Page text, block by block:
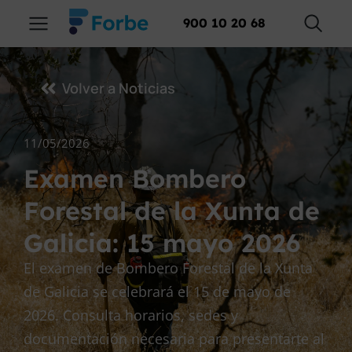
900 10 20 68
Volver a Noticias
11/05/2026
Examen Bombero
Forestal de la Xunta de
Galicia: 15 mayo 2026
El examen de Bombero Forestal de la Xunta
de Galicia se celebrará el 15 de mayo de
2026. Consulta horarios, sedes y
documentación necesaria para presentarte al